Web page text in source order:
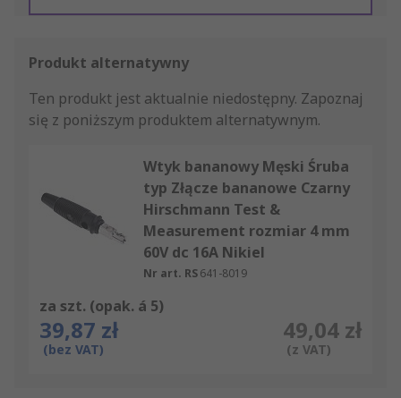
Produkt alternatywny
Ten produkt jest aktualnie niedostępny. Zapoznaj
się z poniższym produktem alternatywnym.
Wtyk bananowy Męski Śruba
typ Złącze bananowe Czarny
Hirschmann Test &
Measurement rozmiar 4 mm
60V dc 16A Nikiel
Nr art. RS641-8019
za szt. (opak. á 5)
39,87 zł
(bez VAT)
49,04 zł
(z VAT)